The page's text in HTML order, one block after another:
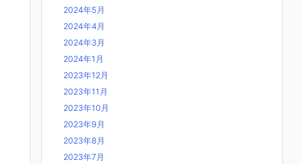
2024年5月
2024年4月
2024年3月
2024年1月
2023年12月
2023年11月
2023年10月
2023年9月
2023年8月
2023年7月